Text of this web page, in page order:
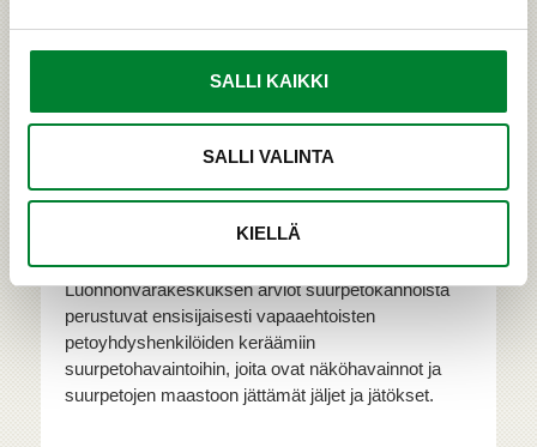
SALLI KAIKKI
SALLI VALINTA
KIELLÄ
Havainnot kannanarvioinnin
Luonnonvarakeskuksen arviot suurpetokannoista
perustuvat ensisijaisesti vapaaehtoisten
petoyhdyshenkilöiden keräämiin
suurpetohavaintoihin, joita ovat näköhavainnot ja
suurpetojen maastoon jättämät jäljet ja jätökset.